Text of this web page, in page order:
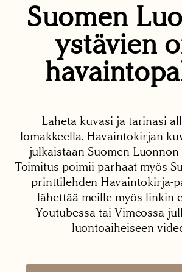
Suomen
ystävien
Lähetä kuvasi ja tarinasi
lomakkeella. Havaintokirjan
julkaistaan Suomen
Toimitus poimii parhaat myös
printtilehden Havaintokirja-
lähettää meille myös linkin
Youtubessa tai Vimeossa
luontoaiheiseen